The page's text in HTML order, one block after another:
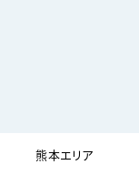
熊本エリア